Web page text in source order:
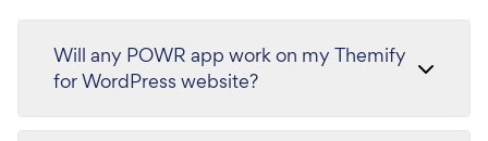
Will any POWR app work on my Themify
for WordPress website?